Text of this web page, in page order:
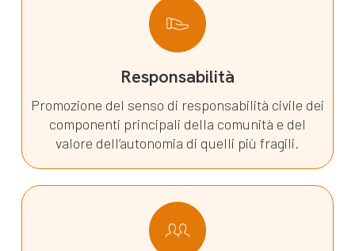
Responsabilità
Promozione del senso di responsabilità civile dei
componenti principali della comunità e del
valore dell’autonomia di quelli più fragili.